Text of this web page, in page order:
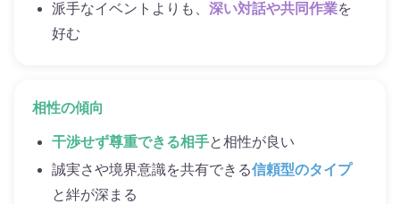
派手なイベントよりも、 深い対話や共同作業を
好む
相性の傾向
干渉せず尊重できる相手と相性が良い
誠実さや境界意識を共有できる信頼型のタイプ
と絆が深まる